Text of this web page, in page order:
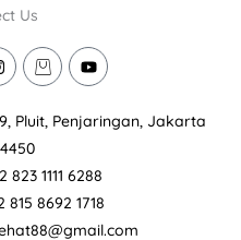
Us
I
c
n
-
o
p
p
i
Y
o
t
u
Pluit, Penjaringan, Jakarta
823 1111 6288
815 8692 1718